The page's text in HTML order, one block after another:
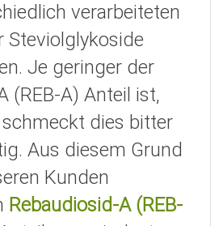
verarbeiteten
Steviolglykoside
Je geringer der
(REB-A) Anteil ist,
dies bitter
Aus diesem Grund
Kunden
Rebaudiosid-A (REB-